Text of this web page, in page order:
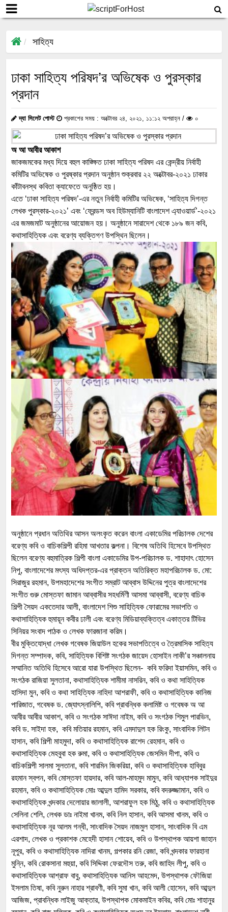
সাহিত্য
ঢাকা সাহিত্য পরিষদ’র অভিষেক ও পুরস্কার
প্রদান
দ্যা সিলেট পোস্ট প্রকাশের সময় : অক্টোবর ২৪, ২০২১, ১১:১২ অপরাহ্ন / ০
অ আ আবীর আকাশ
জাকজমকের মধ্য দিয়ে বহুল কাঙ্ক্ষিত ঢাকা সাহিত্য পরিষদ এর কেন্দ্রীয় নির্বাহী
কমিটির অভিষেক ও পুরষ্কার প্রদান অনুষ্ঠান শুক্রবার ২২ অক্টোবর-২০২১ ঢাকার
কাঁটাবনস্থ কবিতা ক্যাফেতে অনুষ্ঠিত হয়।
এতে ‘ঢাকা সাহিত্য পরিষদ’-এর নতুন নির্বাহী কমিটির অভিষেক, ‘সাহিত্য দিগন্ত
লেখক পুরস্কার-২০২১’ এবং ‘ফ্রেন্ডস অব হিউম্যানিটি বাংলাদেশ এ্যাওয়ার্ড’-২০২১
এর জমজমাট অনুষ্ঠানের আয়োজন হয়। অনুষ্ঠানে সারাদেশ থেকে ১৮৯ জন কবি,
কথাসাহিত্যিক এবং বরেণ্য ব্যক্তিগণ উপস্থিন ছিলেন।
অনুষ্ঠানে প্রধান অতিথির আসন অলংকৃত করেন বাংলা একাডেমির পরিচালক দেশের
বরেণ্য কবি ও বাচিকশিল্পী রহিমা আখতার কল্পনা। বিশেষ অতিথি হিসেবে উপস্থিত
ছিলেন বরেণ্য বহুমাত্রিক শিল্পী বাংলা একাডেমির উপ-পরিচালক ড. শাহাদাৎ হোসেন
নিপু, বাংলাদেশের মৎস্য অধিদপ্তর-এর প্রাক্তন অতিরিক্ত মহাপরিচালক ড. মো:
সিরাজুর রহমান, উপমহাদেশের সংগীত সম্রাট আব্বাস উদ্দিনের পুত্র বাংলাদেশের
সংগীত গুরু মোস্তফা জামান আব্বাসীর সহধর্মিণী আসমা আব্বাসী, বরেণ্য বাচিক
শিল্পী সৈয়দ একতেদার আলী, বাংলাদেশ শিশু সাহিত্যিক ফোরামের সভাপতি ও
কথাসাহিত্যিক হুমায়ূন কবীর ঢালী এবং বরেণ্য মিডিয়াব্যক্তিত্ব একাত্তর টিভির
সিনিয়র সংবাদ পাঠক ও লেখক ফারজানা করিম।
বীর মুক্তিযোদ্ধা লেখক গবেষক জিয়াউল হকের সভাপতিত্বে ও ত্রৈমাসিক সাহিত্য
দিগন্ত সম্পাদক, কবি, সাহিত্যিক বিশিষ্ট সংগঠক জায়েদ হোসাইন লাকী’র সঞ্চালনায়
সম্মানিত অতিথি হিসেবে আরো যারা উপস্থিত ছিলেন- কবি ফরিদা ইয়াসমিন, কবি ও
সংগঠক রাজিয়া সুলতানা, কথাসাহিত্যিক শামীমা নাসরিন, কবি ও কথা সাহিত্যিক
হাসিদা মুন, কবি ও কথা সাহিত্যিক নাহিদা আশরাফী, কবি ও কথাসাহিত্যিক কানিজ
পারিজাত, গবেষক ড. জ্যোৎস্নালিপি, কবি প্রাবন্ধিক কলামিষ্ট ও গবেষক অ আ
আবীর আবীর আকাশ, কবি ও সংগঠক সাঈদা নাইম, কবি ও সংগঠক শিমুল পারভিন,
কবি ড. সাইদা হক, কবি মতিয়ার রহমান, কবি এমদাদুল হক রিংকু, সাংবাদিক লিটন
হাসান, কবি শিল্পী মাহমুদা, কবি ও কথাসাহিত্যিক রাশেদ রেহমান, কবি ও
কথাসাহিত্যিক মেহবুবা হক রুমা, কবি ও কথাসাহিত্যিক জেসমিন দীপা, কবি ও
বাচিকশিল্পী সালমা সুলতানা, কবি শারমিন জিকরিয়া, কবি ও কথাসাহিত্যিক হাবিবুর
রহমান স্বপন, কবি মোস্তফা হায়দার, কবি আল-মাহমুদ মামুন, কবি আধ্যাপক সাইদুর
রহমান, কবি ও কথাসাহিত্যিক মোঃ আব্দুল হামিদ সরকার, কবি বদরুজ্জামান, কবি ও
কথাসাহিত্যিক খন্দকার দেলোয়ার জালালী, আশরাফুল হক মিঠু, কবি ও কথাসাহিত্যিক
সেলিনা শেলি, লেখক ডাঃ নাইমা খানম, কবি নিল হাসান, কবি আসমা খানম, কবি ও
কথাসাহিত্যিক নূর আলম গন্ধী, সাংবাদিক সৈয়দ নাজমুল হাসান, সাংবাদিক বি এম
এরশাদ, লেখক ও প্রকাশক মেহেদী হাসান শোয়েব, কবি ও উপস্থাপক আয়শা জাহান
নূপুর, কবি ও কথাসাহিত্যিক নাদিরা খানম, গল্পকার রনি রেজা, কবি খন্দকার ফারহানা
মুন্নি, কবি রোকসানা মহুয়া, কবি সিদ্দিকা ফেরদৌস তরু, কবি জাহিদ লীপু, কবি ও
কথাসাহিত্যিক আশ্রাফ বাবু, কথাসাহিত্যিক আনিস আহমেদ, উপস্থাপক ফৌজিয়া
ইসলাম তিষা, কবি নুরুন নাহার শ্রাবণী, কবি সুমা খান, কবি আলী হোসেন, কবি আব্দুল
আজিজ, প্রাবন্ধিক লাইজু আক্তার, উপস্থাপক মোকমাইন কবির, কবি মোঃ শাহানুর